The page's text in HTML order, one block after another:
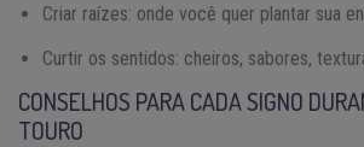
Criar raízes: onde você quer plantar sua
Curtir os sentidos: cheiros, sabores,
CONSELHOS PARA CADA SIGNO
TOURO